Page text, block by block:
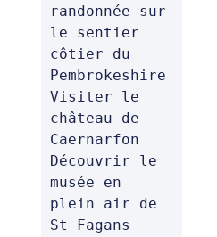
randonnée sur
le sentier
côtier du
Pembrokeshire
Visiter le
château de
Caernarfon
Découvrir le
musée en
plein air de
St Fagans